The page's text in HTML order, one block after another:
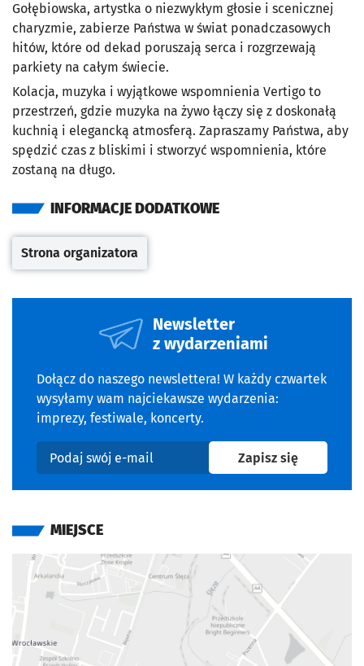
Gołębiowska, artystka o niezwykłym głosie i scenicznej
charyzmie, zabierze Państwa w świat ponadczasowych
hitów, które od dekad poruszają serca i rozgrzewają
parkiety na całym świecie.
Kolacja, muzyka i wyjątkowe wspomnienia Vertigo to
przestrzeń, gdzie muzyka na żywo łączy się z doskonałą
kuchnią i elegancką atmosferą. Zapraszamy Państwa, aby
spędzić czas z bliskimi i stworzyć wspomnienia, które
zostaną na długo.
INFORMACJE DODATKOWE
Otwiera się w nowej karcie
Strona organizatora
Newsletter
z wydarzeniami
Dołącz do naszego newslettera! W każdy czwartek
wysyłamy wam najciekawsze wydarzenia:
imprezy, festiwale, koncerty.
Podaj swój e-mail
Zapisz sięna
MIEJSCE